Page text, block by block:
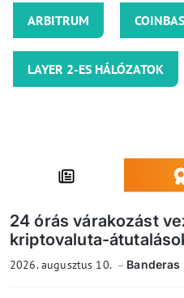
ARBITRUM
LAYER 2-ES HÁLÓZATOK
24 órás várakozást
kriptovaluta-
2026. augusztus 10. Banderas